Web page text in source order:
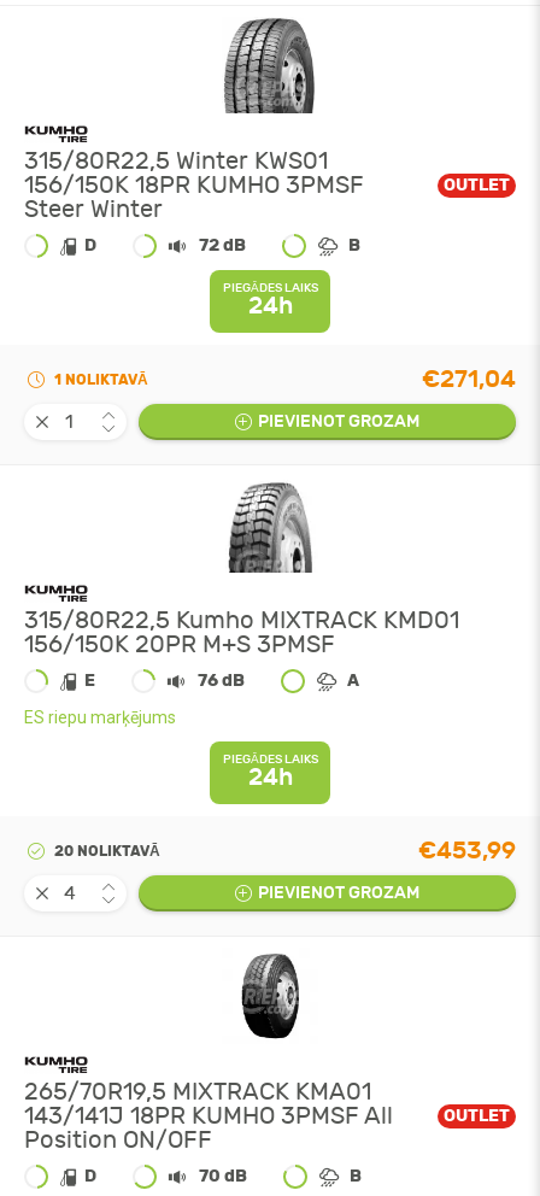
315/80R22,5 Winter KWS01
156/150K 18PR KUMHO 3PMSF
Steer Winter
OUTLET
D 72 dB B
PIEGĀDES LAIKS
24h
1 NOLIKTAVĀ €271,04
PIEVIENOT GROZAM
315/80R22,5 Kumho MIXTRACK KMD01
156/150K 20PR M+S 3PMSF
E 76 dB A
ES riepu marķējums
PIEGĀDES LAIKS
24h
20 NOLIKTAVĀ €453,99
PIEVIENOT GROZAM
265/70R19,5 MIXTRACK KMA01
143/141J 18PR KUMHO 3PMSF All
Position ON/OFF
OUTLET
D 70 dB B